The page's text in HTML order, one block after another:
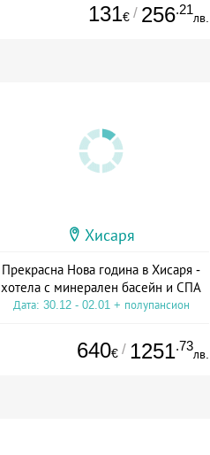
131€ / 256.21
лв.
Хисаря
Прекрасна Нова година в Хисаря -
хотела с минерален басейн и СПА
Дата: 30.12 - 02.01 + полупансион
640€ / 1251.73
лв.